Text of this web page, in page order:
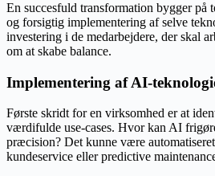
En succesfuld transformation bygger på
og forsigtig implementering af selve
investering i de medarbejdere, der skal
om at skabe balance.
Implementering af AI-
Første skridt for en virksomhed er at
værdifulde use-cases. Hvor kan AI
præcision? Det kunne være
kundeservice eller predictive